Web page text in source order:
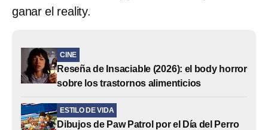
ganar el reality.
CINE
Reseña de Insaciable (2026): el body horror
sobre los trastornos alimenticios
ESTILO DE VIDA
Dibujos de Paw Patrol por el Día del Perro